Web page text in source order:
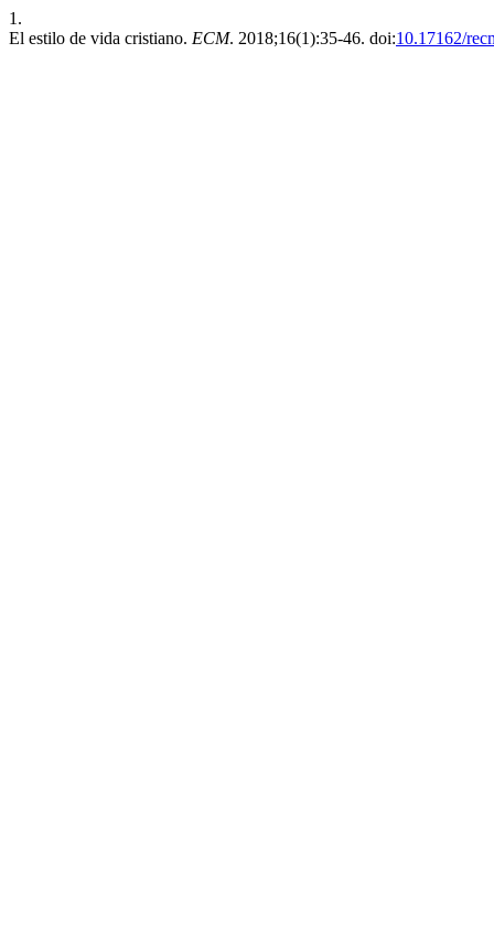
1.
El estilo de vida cristiano. ECM. 2018;16(1):35-46. doi:10.17162/